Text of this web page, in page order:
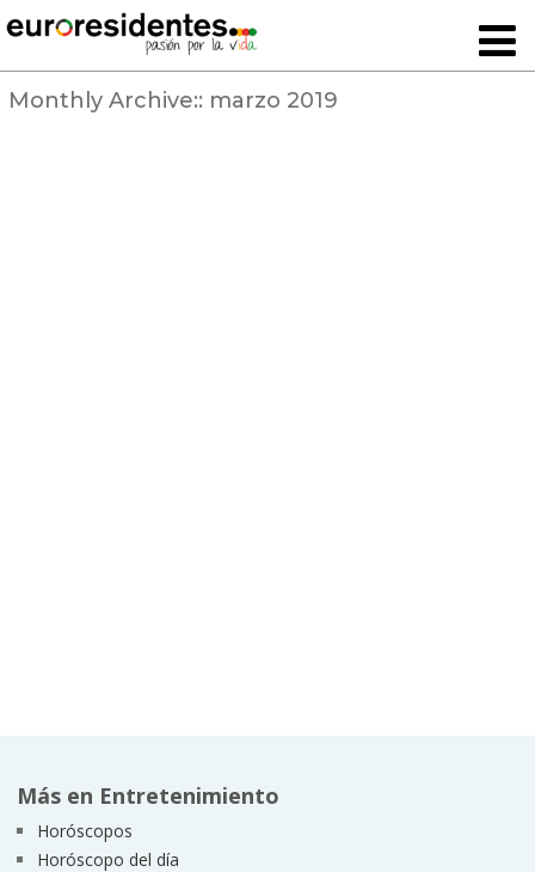
Monthly Archive:: marzo 2019
Más en Entretenimiento
Horóscopos
Horóscopo del día